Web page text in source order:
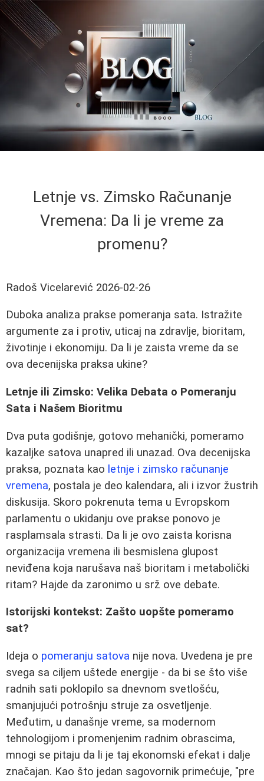
Letnje vs. Zimsko Računanje
Vremena: Da li je vreme za
promenu?
Radoš Vicelarević 2026-02-26
Duboka analiza prakse pomeranja sata. Istražite
argumente za i protiv, uticaj na zdravlje, bioritam,
životinje i ekonomiju. Da li je zaista vreme da se
ova decenijska praksa ukine?
Letnje ili Zimsko: Velika Debata o Pomeranju
Sata i Našem Bioritmu
Dva puta godišnje, gotovo mehanički, pomeramo
kazaljke satova unapred ili unazad. Ova decenijska
praksa, poznata kao letnje i zimsko računanje
vremena, postala je deo kalendara, ali i izvor žustrih
diskusija. Skoro pokrenuta tema u Evropskom
parlamentu o ukidanju ove prakse ponovo je
rasplamsala strasti. Da li je ovo zaista korisna
organizacija vremena ili besmislena glupost
neviđena koja narušava naš bioritam i metabolički
ritam? Hajde da zaronimo u srž ove debate.
Istorijski kontekst: Zašto uopšte pomeramo
sat?
Ideja o pomeranju satova nije nova. Uvedena je pre
svega sa ciljem uštede energije - da bi se što više
radnih sati poklopilo sa dnevnom svetlošću,
smanjujući potrošnju struje za osvetljenje.
Međutim, u današnje vreme, sa modernom
tehnologijom i promenjenim radnim obrascima,
mnogi se pitaju da li je taj ekonomski efekat i dalje
značajan. Kao što jedan sagovornik primećuje, "pre